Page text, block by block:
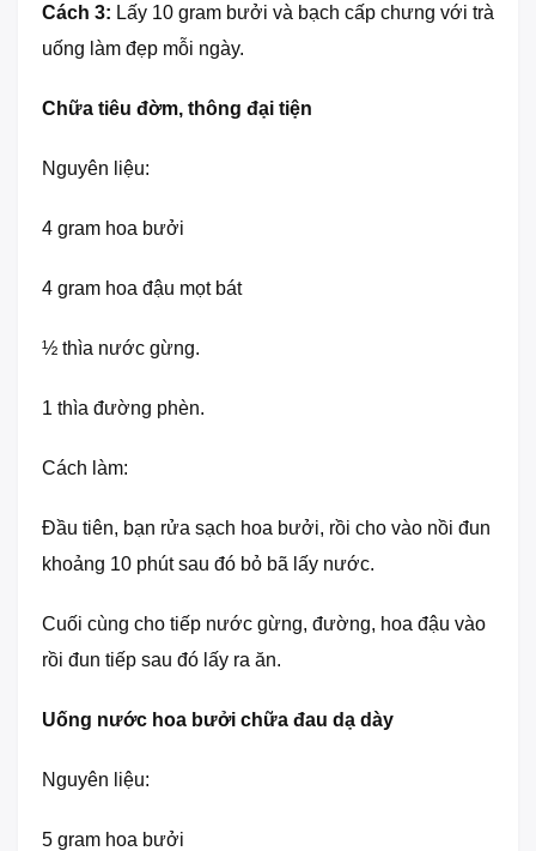
Cách 3: Lấy 10 gram bưởi và bạch cấp chưng với trà
uống làm đẹp mỗi ngày.
Chữa tiêu đờm, thông đại tiện
Nguyên liệu:
4 gram hoa bưởi
4 gram hoa đậu mọt bát
½ thìa nước gừng.
1 thìa đường phèn.
Cách làm:
Đầu tiên, bạn rửa sạch hoa bưởi, rồi cho vào nồi đun
khoảng 10 phút sau đó bỏ bã lấy nước.
Cuối cùng cho tiếp nước gừng, đường, hoa đậu vào
rồi đun tiếp sau đó lấy ra ăn.
Uống nước hoa bưởi chữa đau dạ dày
Nguyên liệu:
5 gram hoa bưởi